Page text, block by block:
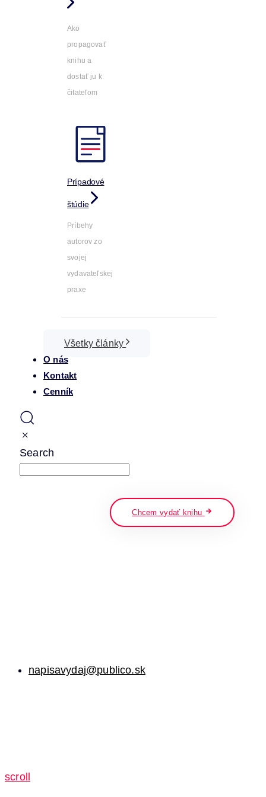
Ako
propagovať
knihu a
dostať ju k
čitateľom
Prípadové
štúdie
Príbehy
autorov zo
svojej
vydavateľskej
praxe
Všetky články
O nás
Kontakt
Cenník
Search
Chcem vydať knihu
napisavydaj@publico.sk
scroll